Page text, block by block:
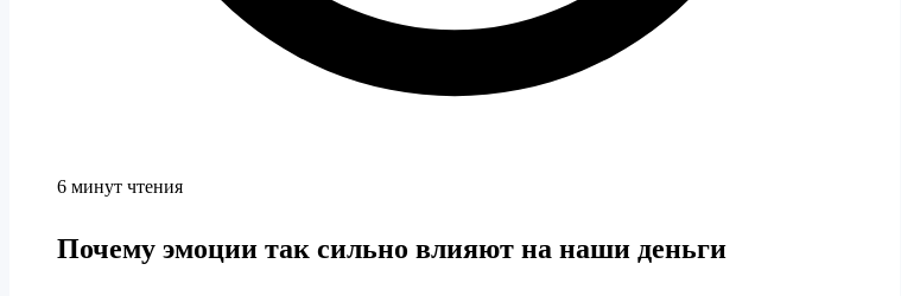
6 минут чтения
Почему эмоции так сильно влияют на наши деньги